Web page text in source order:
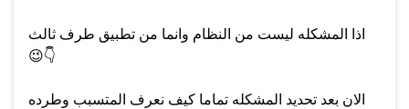
اذا المشكله ليست من النظام وانما من تطبيق طرف ثالث
😉👇
الان بعد تحديد المشكله تماما كيف نعرف المتسبب وطرده